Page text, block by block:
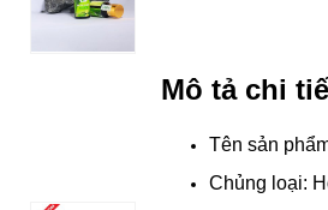
Mô tả chi
Tên sản
Chủng loại: